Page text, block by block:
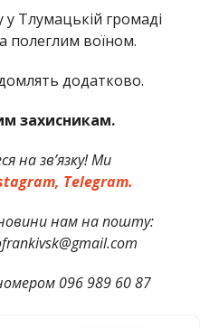
у Тлумацькій громаді
полеглим воїном.
додатково.
захисникам.
на зв’язку! Ми
Telegram.
нам на пошту:
096 989 60 87